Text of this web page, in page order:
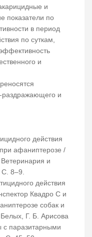
и
показатели по
в период
по суткам,
и
раздражающего и
действия
афаниптерозе /
и
8–9.
действия
Квадро С и
собак и
Г. Б. Арисова
с паразитарными